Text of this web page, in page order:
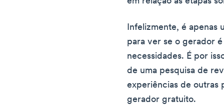
Infelizmente, é apenas
para ver se o gerador
necessidades. É por
de uma pesquisa de
experiências de outras
gerador gratuito.